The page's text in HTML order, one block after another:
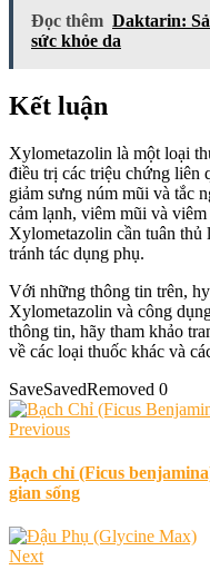
Đọc thêm Daktarin:
sức khỏe da
Kết luận
Xylometazolin là một loại
điều trị các triệu chứng liên
giảm sưng núm mũi và tắc
cảm lạnh, viêm mũi và
Xylometazolin cần tuân thủ
tránh tác dụng phụ.
Với những thông tin trên,
Xylometazolin và công
thông tin, hãy tham khảo
về các loại thuốc khác và
SaveSavedRemoved 0
Previous
Bạch chỉ (Ficus
gian sống
Next